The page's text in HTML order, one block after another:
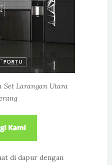
Set Larangan Utara
di dapur dengan